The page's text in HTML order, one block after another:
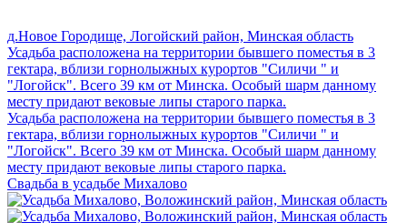
д.Новое Городище, Логойский район, Минская область
Усадьба расположена на территории бывшего поместья в 3
гектара, вблизи горнолыжных курортов "Силичи " и
"Логойск". Всего 39 км от Минска. Особый шарм данному
месту придают вековые липы старого парка.
Усадьба расположена на территории бывшего поместья в 3
гектара, вблизи горнолыжных курортов "Силичи " и
"Логойск". Всего 39 км от Минска. Особый шарм данному
месту придают вековые липы старого парка.
Свадьба в усадьбе Михалово